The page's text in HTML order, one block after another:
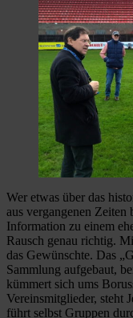
Wer etwas über das
aus vergangenen Zeiten
Information zu einem
Rausch genau richtig.
das Gewünschte. Das
Sammlung aufgebaut,
kümmert sich ums
Vereinsmitglieder, steht
führt selbst Gruppen